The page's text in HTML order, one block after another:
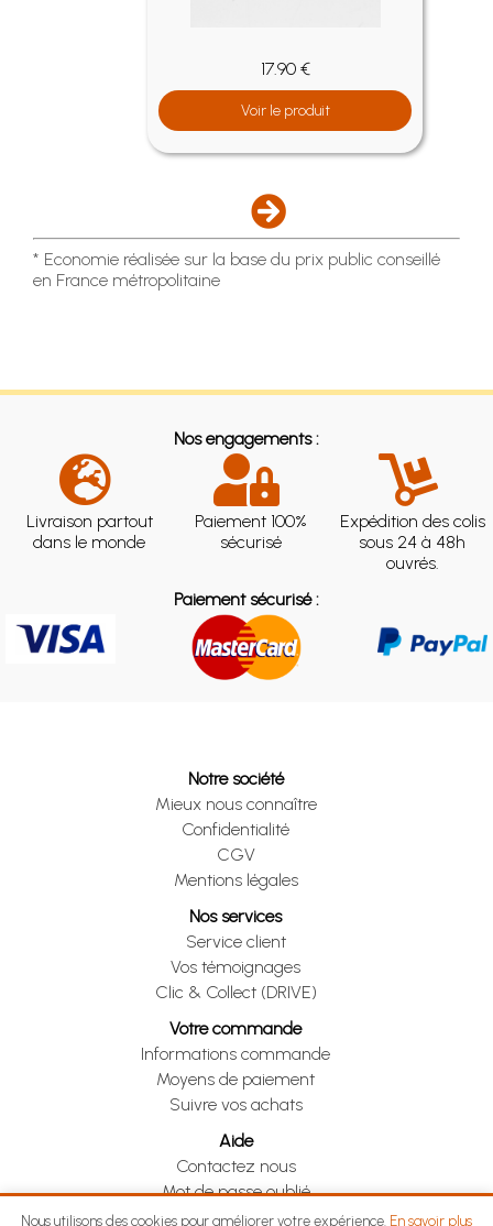
17.90 €
Voir le produit
* Economie réalisée sur la base du prix public conseillé
en France métropolitaine
Nos engagements :
Livraison partout
dans le monde
Paiement 100%
sécurisé
Expédition des colis
sous 24 à 48h
ouvrés.
Paiement sécurisé :
Notre société
Mieux nous connaître
Confidentialité
CGV
Mentions légales
Nos services
Service client
Vos témoignages
Clic & Collect (DRIVE)
Votre commande
Informations commande
Moyens de paiement
Suivre vos achats
Aide
Contactez nous
Mot de passe oublié
Je me rétracte
Nous utilisons des cookies pour améliorer votre expérience. En savoir plus